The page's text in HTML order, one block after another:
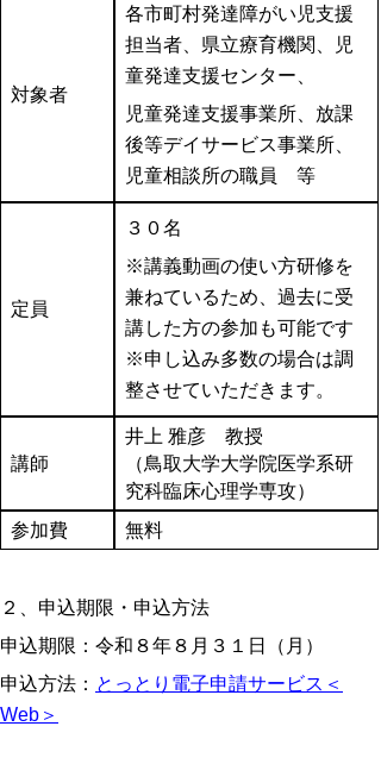
対象者
各市町村発達障がい児支援
担当者、県立療育機関、児
童発達支援センター、
児童発達支援事業所、放課
後等デイサービス事業所、
児童相談所の職員 等
定員
３０名
※講義動画の使い方研修を
兼ねているため、過去に受
講した方の参加も可能です
※申し込み多数の場合は調
整させていただきます。
講師
井上 雅彦 教授
（鳥取大学大学院医学系研
究科臨床心理学専攻）
参加費
無料
２、申込期限・申込方法
申込期限：令和８年８月３１日（月）
申込方法： とっとり電子申請サービス＜
Web＞